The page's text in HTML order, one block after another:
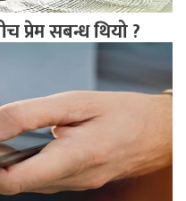
प्रेम सबन्ध थियो ?